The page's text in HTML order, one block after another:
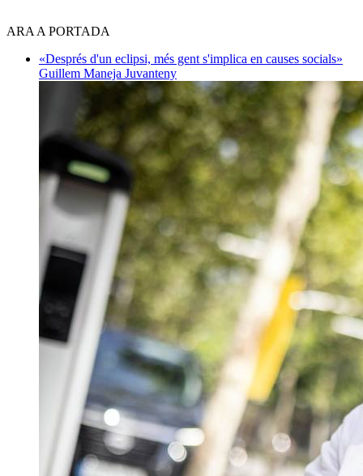
ARA A PORTADA
«Després d'un eclipsi, més gent s'implica en causes socials»
Guillem Maneja Juvanteny